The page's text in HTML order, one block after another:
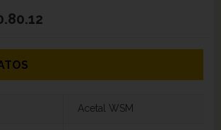
Acetal WSM